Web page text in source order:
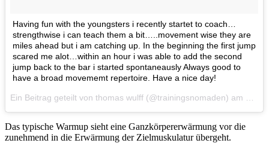
Having fun with the youngsters i recently startet to coach…
strengthwise i can teach them a bit…..movement wise they are
miles ahead but i am catching up. In the beginning the first jump
scared me alot…within an hour i was able to add the second
jump back to the bar i started spontaneausly Always good to
have a broad movememt repertoire. Have a nice day!
Das typische Warmup sieht eine Ganzkörpererwärmung vor die
zunehmend in die Erwärmung der Zielmuskulatur übergeht.